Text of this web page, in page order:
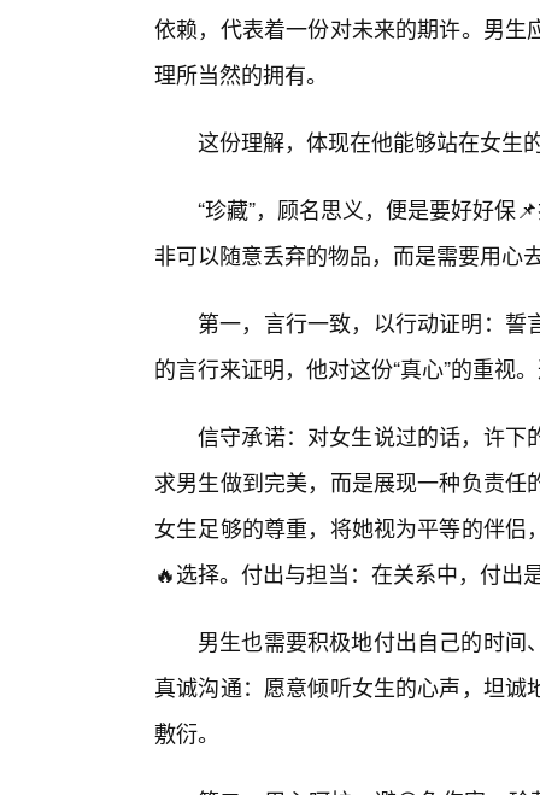
依赖，代表着一份对未来的期许。男
理所当然的拥有。
这份理解，体现在他能够站在女生
“珍藏”，顾名思义，便是要好好保
非可以随意丢弃的物品，而是需要用心
第一，言行一致，以行动证明：
的言行来证明，他对这份“真心”的重视
信守承诺：对女生说过的话，许下
求男生做到完美，而是展现一种负责
女生足够的尊重，将她视为平等的伴
🔥选择。付出与担当：在关系中，付出
男生也需要积极地付出自己的时
真诚沟通：愿意倾听女生的心声，坦
敷衍。